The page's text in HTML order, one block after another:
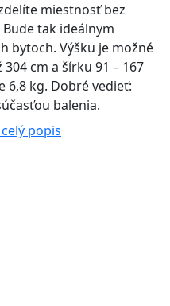
miestnosť bez
tak ideálnym
bytoch. Výšku je možné
cm a šírku 91 – 167
6,8 kg. Dobré vedieť:
balenia.
popis